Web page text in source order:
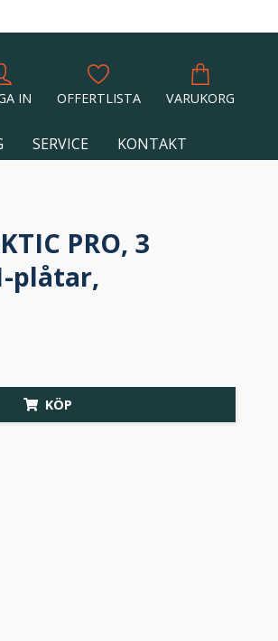
IN OFFERTLISTA VARUKORG
SERVICE KONTAKT
PRO, 3
plåtar,
KÖP